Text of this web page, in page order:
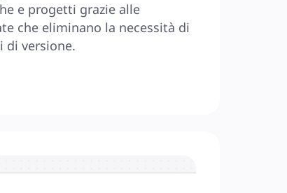
e progetti grazie alle
che eliminano la necessità di
di versione.